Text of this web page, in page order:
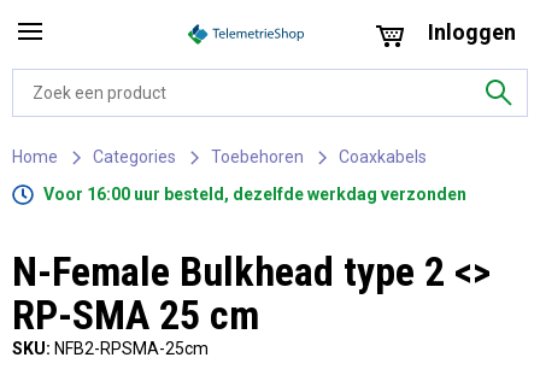
Inloggen
Home Categories Toebehoren
Coaxkabels
Voor 16:00 uur besteld, dezelfde werkdag verzonden
N-Female Bulkhead type 2 <>
RP-SMA 25 cm
SKU: NFB2-RPSMA-25cm